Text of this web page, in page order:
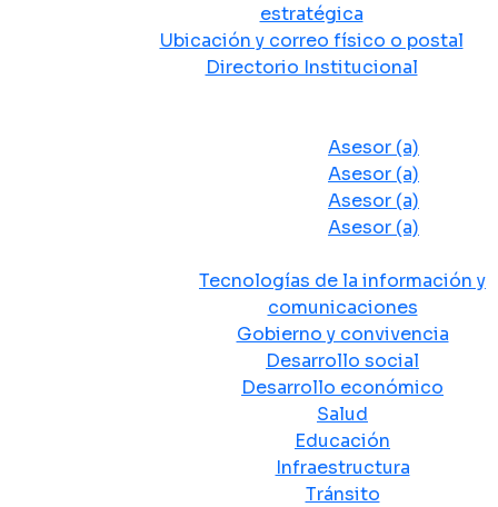
estratégica
Ubicación y correo físico o postal
Directorio Institucional
Asesor (a)
Asesor (a)
Asesor (a)
Asesor (a)
Tecnologías de la información y
comunicaciones
Gobierno y convivencia
Desarrollo social
Desarrollo económico
Salud
Educación
Infraestructura
Tránsito